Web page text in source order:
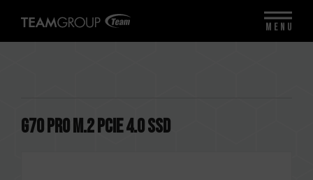
G70 PRO M.2 PCIe 4.0 SSD
MENU